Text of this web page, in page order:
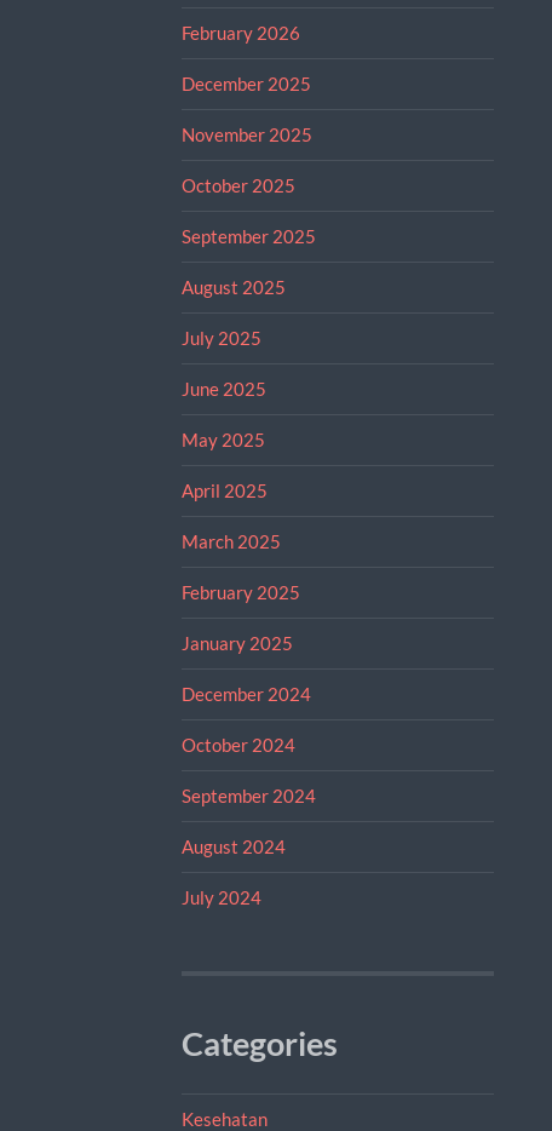
February 2026
December 2025
November 2025
October 2025
September 2025
August 2025
July 2025
June 2025
May 2025
April 2025
March 2025
February 2025
January 2025
December 2024
October 2024
September 2024
August 2024
July 2024
Categories
Kesehatan